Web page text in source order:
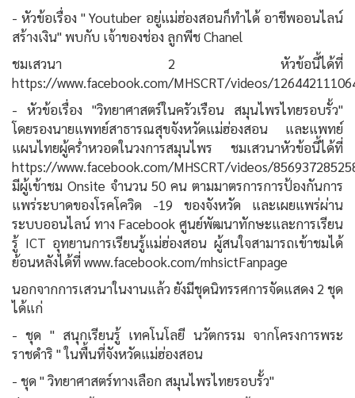
- หัวข้อเรื่อง " Youtuber อยู่แม่ฮ่องสอนก็ทำได้ อาชีพออนไลน์
สร้างเงิน" พบกับ เจ้าของช่อง ลูกพีช Chanel
ชมเสวนา 2 หัวข้อนี้ได้ที่
https://www.facebook.com/MHSCRT/videos/
- หัวข้อเรื่อง "วิทยาศาสตร์ในครัวเรือน สมุนไพรไทยรอบรั้ว"
โดยรองนายแพทย์สาธารณสุขจังหวัดแม่ฮ่องสอน และแพทย์
แผนไทยผู้คร่ำหวอดในวงการสมุนไพร ชมเสวนาหัวข้อนี้ได้ที่
https://www.facebook.com/MHSCRT/videos/
มีผู้เข้าชม Onsite จำนวน 50 คน ตามมาตรการการป้องกันการ
แพร่ระบาดของโรคโควิด -19 ของจังหวัด และเผยแพร่ผ่าน
ระบบออนไลน์ ทาง Facebook ศูนย์พัฒนาทักษะและการเรียน
รู้ ICT อุทยานการเรียนรู้แม่ฮ่องสอน ผู้สนใจสามารถเข้าชมได้
ย้อนหลังได้ที่ www.facebook.com/mhsictFanpage
นอกจากการเสวนาในงานแล้ว ยังมีชุดนิทรรศการจัดแสดง 2 ชุด
ได้แก่
- ชุด " สนุกเรียนรู้ เทคโนโลยี นวัตกรรม จากโครงการพระ
ราชดำริ " ในพื้นที่จังหวัดแม่ฮ่องสอน
- ชุด " วิทยาศาสตร์ทางเลือก สมุนไพรไทยรอบรั้ว"